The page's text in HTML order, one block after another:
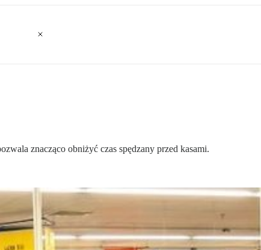
znacząco obniżyć czas spędzany przed kasami.